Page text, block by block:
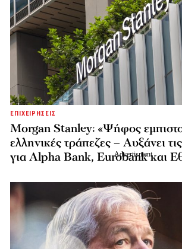
ΕΠΙΧΕΙΡΗΣΕΙΣ
Morgan Stanley: «Ψήφος
ελληνικές τράπεζες – Αυξάνει
για Alpha Bank, Eurobank και